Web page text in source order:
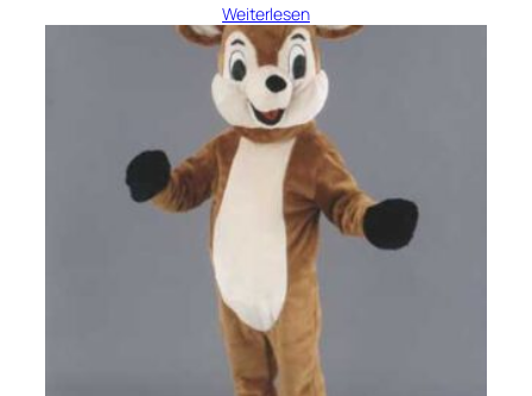
Weiterlesen